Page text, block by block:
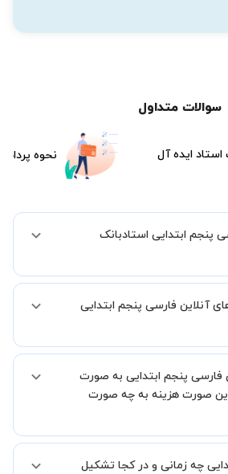
سوالات متداول
استاد ایده آل نحوه
پنجم ابتدایی استادبانک
از جلسه تمامی موارد لازم برای برگزاری
مفید را به شما توضیح خواهند داد.
آنلاین فارسی پنجم ابتدایی
فارسی پنجم ابتدایی به صورت
صورت هزینه به چه صورت
ها را در کنار دوستان و یا آشنایان خود به
چه زمانی و در کجا تشکیل